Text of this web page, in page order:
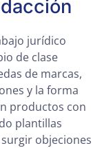
jurídico
de clase
de marcas,
y la forma
productos con
plantillas
objeciones